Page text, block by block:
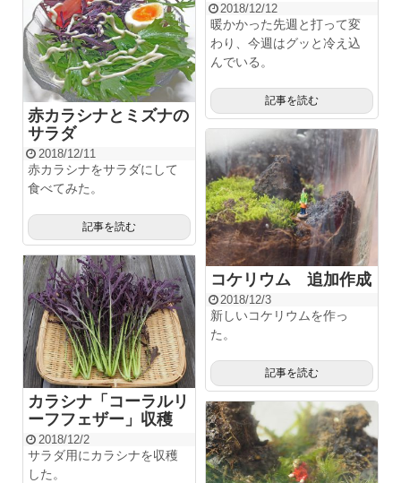
2018/12/12
暖かかった先週と打って変
わり、今週はグッと冷え込
んでいる。
記事を読む
赤カラシナとミズナの
サラダ
2018/12/11
赤カラシナをサラダにして
食べてみた。
記事を読む
コケリウム 追加作成
2018/12/3
新しいコケリウムを作っ
た。
記事を読む
カラシナ「コーラルリ
ーフフェザー」収穫
2018/12/2
サラダ用にカラシナを収穫
した。